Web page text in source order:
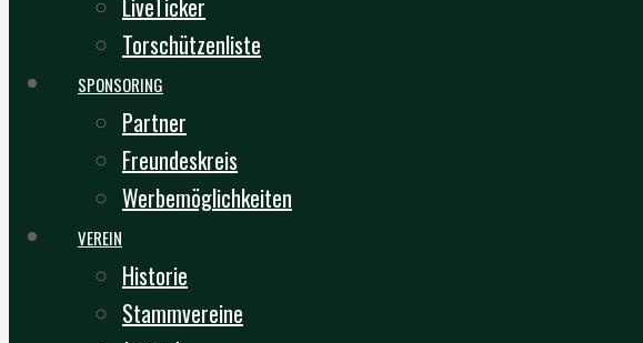
LiveTicker
Torschützenliste
SPONSORING
Partner
Freundeskreis
Werbemöglichkeiten
VEREIN
Historie
Stammvereine